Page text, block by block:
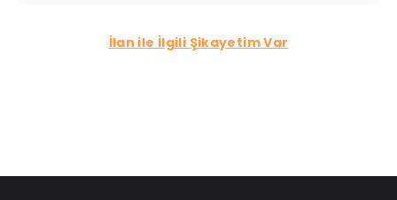
İlan ile İlgili Şikayetim Var